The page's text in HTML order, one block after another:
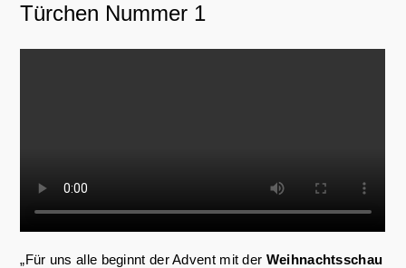
Türchen Nummer 1
„Für uns alle beginnt der Advent mit der Weihnachtsschau